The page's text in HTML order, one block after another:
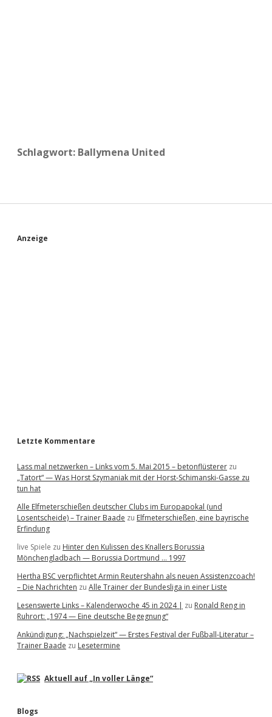
Schlagwort: Ballymena United
S
Anzeige
Letzte Kommentare
Lass mal netzwerken – Links vom 5. Mai 2015 – betonflüsterer zu
„Tatort“ — Was Horst Szymaniak mit der Horst-Schimanski-Gasse zu
tun hat
Alle Elfmeterschießen deutscher Clubs im Europapokal (und
Losentscheide) – Trainer Baade zu Elfmeterschießen, eine bayrische
Erfindung
live Spiele zu Hinter den Kulissen des Knallers Borussia
Mönchengladbach — Borussia Dortmund … 1997
Hertha BSC verpflichtet Armin Reutershahn als neuen Assistenzcoach!
– Die Nachrichten zu Alle Trainer der Bundesliga in einer Liste
Lesenswerte Links – Kalenderwoche 45 in 2024 | zu Ronald Reng in
Ruhrort: „1974 — Eine deutsche Begegnung“
Ankündigung: „Nachspielzeit“ — Erstes Festival der Fußball-Literatur –
Trainer Baade zu Lesetermine
Aktuell auf „In voller Länge“
Blogs